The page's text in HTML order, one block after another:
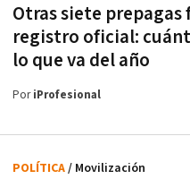
Otras siete
registro oficial:
lo que va del año
PoriProfesional
POLÍTICA/ Movilización